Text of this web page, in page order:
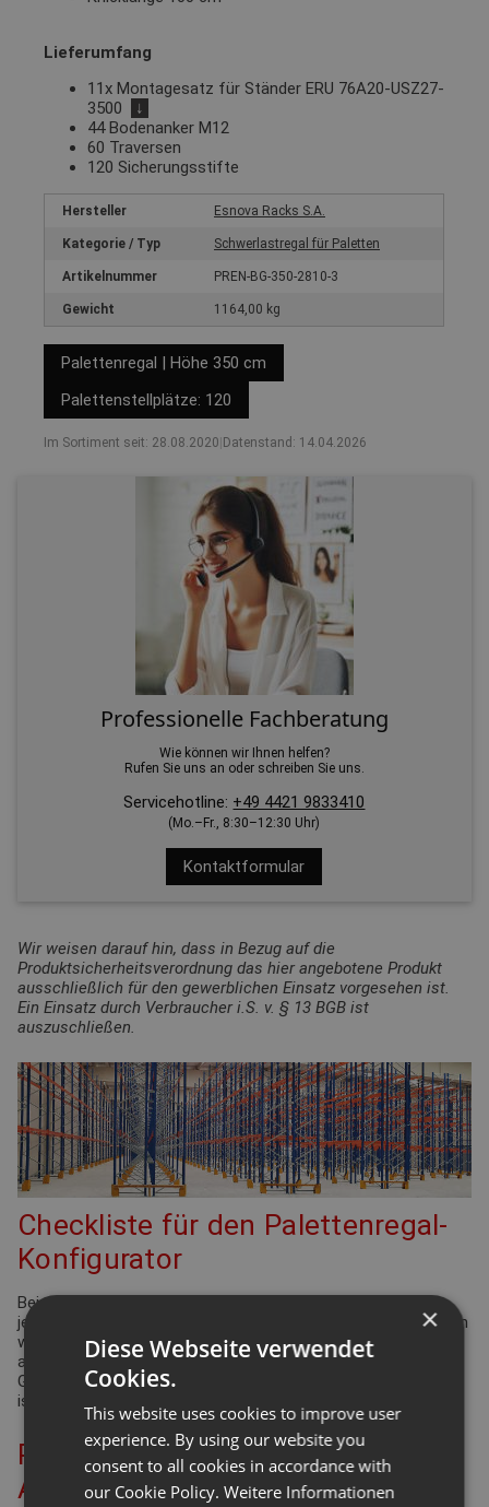
Lieferumfang
11x Montagesatz für Ständer ERU 76A20-USZ27-
3500
↓
44 Bodenanker M12
60 Traversen
120 Sicherungsstifte
Hersteller Esnova Racks S.A.
Kategorie / Typ Schwerlastregal für Paletten
Artikelnummer PREN-BG-350-2810-3
Gewicht 1164,00 kg
Palettenregal | Höhe 350 cm
Palettenstellplätze: 120
Im Sortiment seit: 28.08.2020 Datenstand: 14.04.2026
Professionelle Fachberatung
Wie können wir Ihnen helfen?
Rufen Sie uns an oder schreiben Sie uns.
Servicehotline: +49 4421 9833410
(Mo.–Fr., 8:30–12:30 Uhr)
Kontaktformular
Wir weisen darauf hin, dass in Bezug auf die
Produktsicherheitsverordnung das hier angebotene Produkt
ausschließlich für den gewerblichen Einsatz vorgesehen ist.
Ein Einsatz durch Verbraucher i.S. v. § 13 BGB ist
auszuschließen.
Checkliste für den Palettenregal-
Konfigurator
Bei der Planung Ihrer Regalanlage für Palettenregale gibt es
jede Menge Punkte zu überprüfen und einzuhalten. Viele davon
werden durch die Arbeitsstättenverordnung geregelt. Aber
auch Ergonomie und Effizienz spielen eine bedeutende Rolle.
Gleiches gilt für die Funktionsdefinition des Lagers: Wie hoch
ist der Warenumschlag? Wie groß ist die Produktvielfalt?
Planung Ihrer Palettenregal-
Anlage – berücksichtigen Sie die
×
Diese Webseite verwendet
Cookies.
This website uses cookies to improve user
experience. By using our website you
consent to all cookies in accordance with
our Cookie Policy. Weitere Informationen